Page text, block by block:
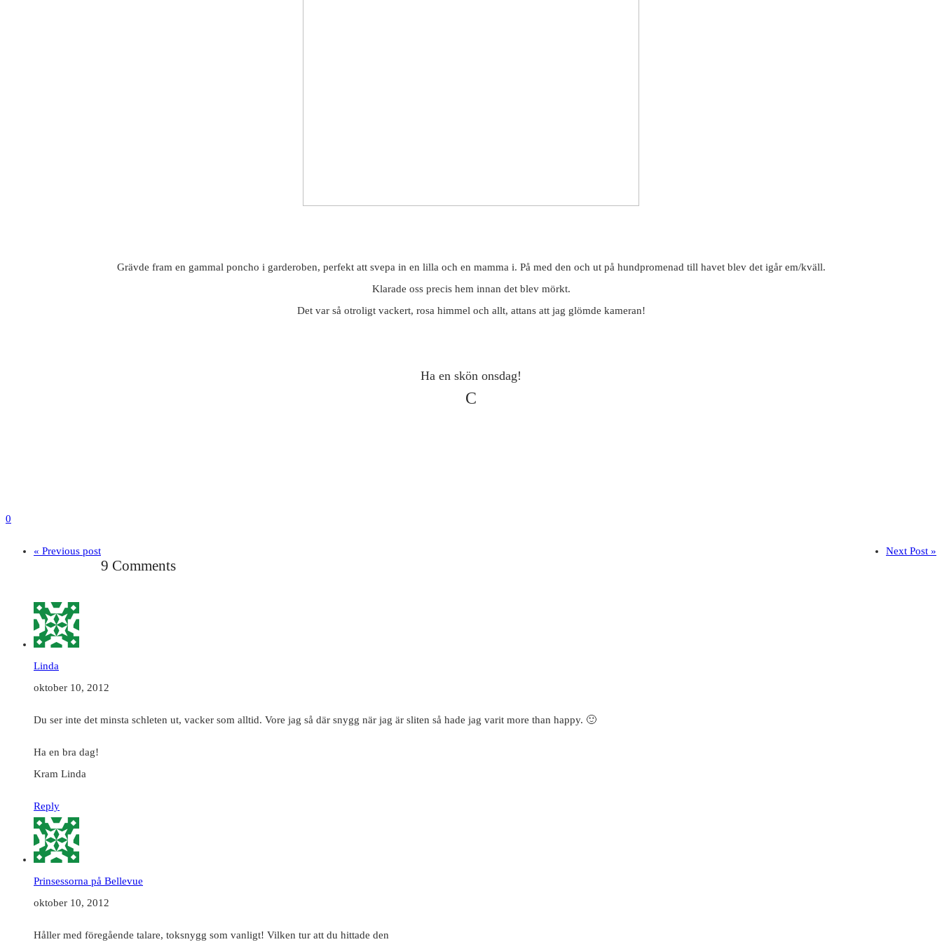
Grävde fram en gammal poncho i garderoben, perfekt att svepa in en lilla och en mamma i. På med den och ut på hundpromenad till havet blev det igår em/kväll.
Klarade oss precis hem innan det blev mörkt.
Det var så otroligt vackert, rosa himmel och allt, attans att jag glömde kameran!
Ha en skön onsdag!
C
0
« Previous post Next Post »
9 Comments
Linda
oktober 10, 2012
Du ser inte det minsta schleten ut, vacker som alltid. Vore jag så där snygg när jag är sliten så hade jag varit more than happy. 🙂
Ha en bra dag!
Kram Linda
Reply
Prinsessorna på Bellevue
oktober 10, 2012
Håller med föregående talare, toksnygg som vanligt! Vilken tur att du hittade den